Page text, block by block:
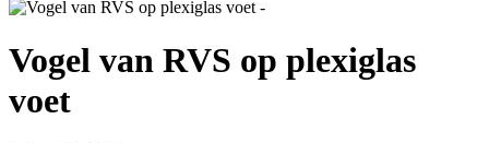
Vogel van RVS op plexiglas
voet